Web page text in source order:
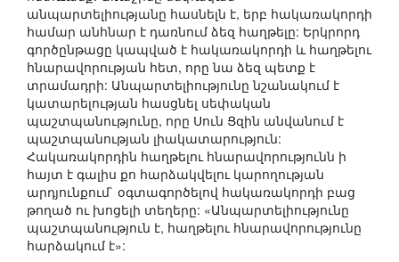
անպարտելիությանը հասնելն է, երբ հակառակորդի
համար անհնար է դառնում ձեզ հաղթելը: Երկրորդ
գործընթացը կապված է հակառակորդի և հաղթելու
հնարավորության հետ, որը նա ձեզ պետք է
տրամադրի: Անպարտելիությունը նշանակում է
կատարելության հասցնել սեփական
պաշտպանությունը, որը Սուն Ցզին անվանում է
պաշտպանության լիակատարություն:
Հակառակորդին հաղթելու հնարավորությունն ի
հայտ է գալիս քո հարձակվելու կարողության
արդյունքում` օգտագործելով հակառակորդի բաց
թողած ու խոցելի տեղերը: «Անպարտելիությունը
պաշտպանություն է, հաղթելու հնարավորությունը
հարձակում է»: